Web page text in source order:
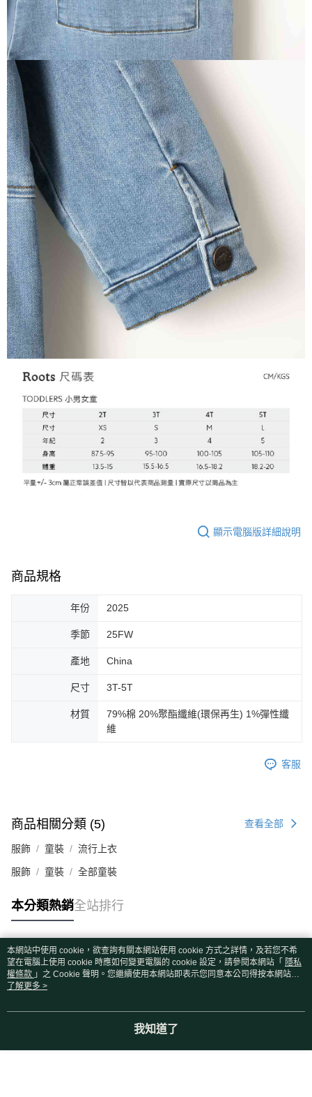
顯示電腦版詳細說明
商品規格
年份 2025
季節 25FW
產地 China
尺寸 3T-5T
材質
79%棉 20%聚酯纖維(環保再生) 1%彈性纖
維
客服
商品相關分類 (5) 查看全部
服飾 童裝 流行上衣
服飾 童裝 全部童裝
本分類熱銷全站排行
熱門標籤
本網站中使用 cookie，欲查詢有關本網站使用 cookie 方式之詳情，及若您不希
望在電腦上使用 cookie 時應如何變更電腦的 cookie 設定，請參閱本網站「 隱私
權條款 」之 Cookie 聲明。您繼續使用本網站即表示您同意本公司得按本網站使
用條款之 Cookie 聲明使用 cookie。
了解更多 >
我知道了